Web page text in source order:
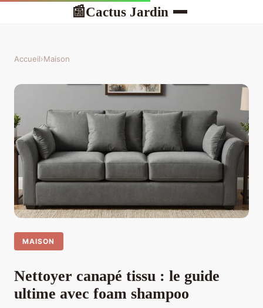
📰Cactus Jardin
Accueil›Maison
MAISON
Nettoyer canapé tissu : le guide
ultime avec foam shampoo